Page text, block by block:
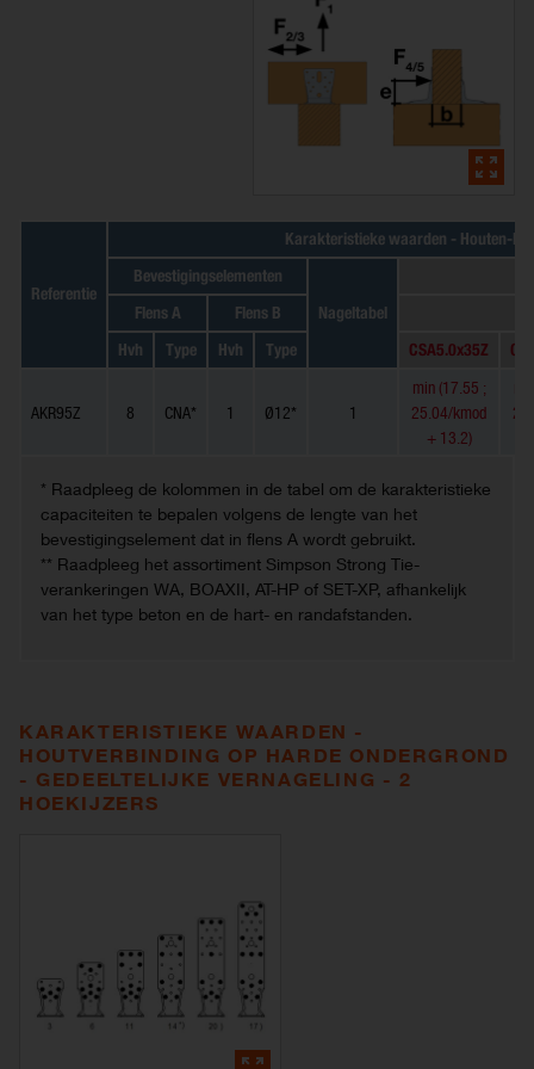
Referentie
Karakteristieke waarden - Houten-
Bevestigingselementen
Nageltabel
Flens A
Flens B
Hvh
Type Hvh Type CSA5.0x35Z
AKR95Z 8 CNA* 1 Ø12* 1
min (17.55 ;
25.04/kmod
+ 13.2)
* Raadpleeg de kolommen in de tabel om de karakteristieke
capaciteiten te bepalen volgens de lengte van het
bevestigingselement dat in flens A wordt gebruikt.
** Raadpleeg het assortiment Simpson Strong Tie-
verankeringen WA, BOAXII, AT-HP of SET-XP, afhankelijk
van het type beton en de hart- en randafstanden.
KARAKTERISTIEKE WAARDEN -
HOUTVERBINDING OP HARDE ONDERGROND
- GEDEELTELIJKE VERNAGELING - 2
HOEKIJZERS